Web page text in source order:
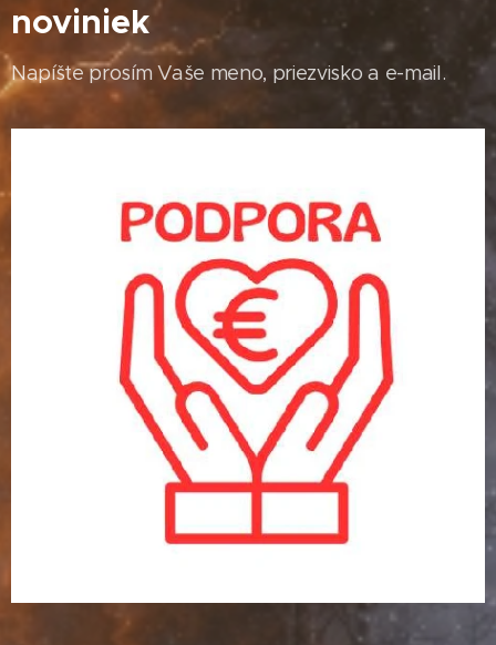
noviniek
Napíšte prosím Vaše meno, priezvisko a e-mail.